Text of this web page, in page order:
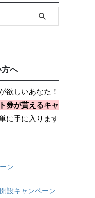
方へ
欲しいあなた！
券が貰えるキャ
に手に入ります
ン
設キャンペーン